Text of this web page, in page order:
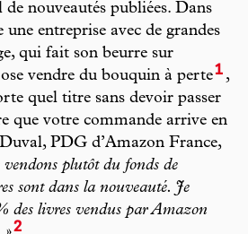
nouveautés publiées. Dans
une entreprise avec de grandes
qui fait son beurre sur
vendre du bouquin à perte1 ,
quel titre sans devoir passer
que votre commande arrive en
PDG d’Amazon France,
plutôt du fonds de
sont dans la nouveauté. Je
des livres vendus par Amazon
2